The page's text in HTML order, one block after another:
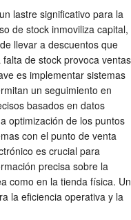
lastre significativo para la
de stock inmoviliza capital,
llevar a descuentos que
de stock provoca ventas
es implementar sistemas
un seguimiento en
basados en datos
optimización de los puntos
con el punto de venta
es crucial para
precisa sobre la
como en la tienda física. Un
la eficiencia operativa y la